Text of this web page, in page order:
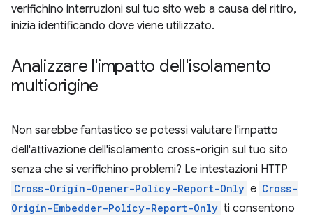
verifichino interruzioni sul tuo sito web a causa del ritiro,
inizia identificando dove viene utilizzato.
Analizzare l'impatto dell'isolamento
multiorigine
Non sarebbe fantastico se potessi valutare l'impatto
dell'attivazione dell'isolamento cross-origin sul tuo sito
senza che si verifichino problemi? Le intestazioni HTTP
Cross-Origin-Opener-Policy-Report-Only e Cross-
Origin-Embedder-Policy-Report-Only ti consentono